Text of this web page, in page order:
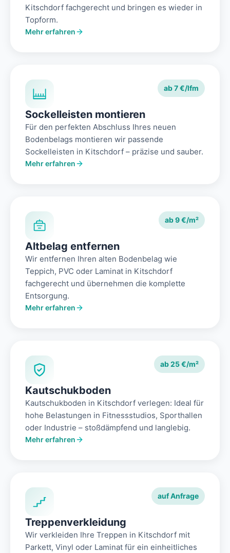
Kitschdorf fachgerecht und bringen es wieder in
Topform.
Mehr erfahren
ab 7 €/lfm
Sockelleisten montieren
Für den perfekten Abschluss Ihres neuen
Bodenbelags montieren wir passende
Sockelleisten in Kitschdorf – präzise und sauber.
Mehr erfahren
ab 9 €/m²
Altbelag entfernen
Wir entfernen Ihren alten Bodenbelag wie
Teppich, PVC oder Laminat in Kitschdorf
fachgerecht und übernehmen die komplette
Entsorgung.
Mehr erfahren
ab 25 €/m²
Kautschukboden
Kautschukboden in Kitschdorf verlegen: Ideal für
hohe Belastungen in Fitnessstudios, Sporthallen
oder Industrie – stoßdämpfend und langlebig.
Mehr erfahren
auf Anfrage
Treppenverkleidung
Wir verkleiden Ihre Treppen in Kitschdorf mit
Parkett, Vinyl oder Laminat für ein einheitliches